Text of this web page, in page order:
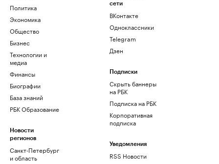
Политика
Экономика
Общество
Бизнес
Технологии и
медиа
Финансы
Биографии
База знаний
РБК Образование
Новости
регионов
Санкт-Петербург
и область
сети
ВКонтакте
Одноклассники
Telegram
Дзен
Подписки
Скрыть баннеры
на РБК
Подписка на РБК
Корпоративная
подписка
Уведомления
RSS Новости